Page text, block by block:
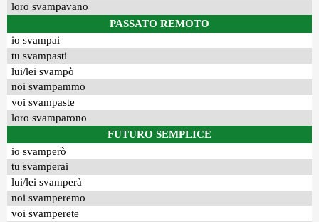
loro svampavano
PASSATO REMOTO
io svampai
tu svampasti
lui/lei svampò
noi svampammo
voi svampaste
loro svamparono
FUTURO SEMPLICE
io svamperò
tu svamperai
lui/lei svamperà
noi svamperemo
voi svamperete